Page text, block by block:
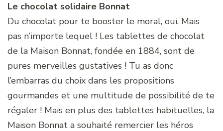
Le chocolat solidaire Bonnat
Du chocolat pour te booster le moral, oui. Mais
pas n’importe lequel ! Les tablettes de chocolat
de la Maison Bonnat, fondée en 1884, sont de
pures merveilles gustatives ! Tu as donc
l’embarras du choix dans les propositions
gourmandes et une multitude de possibilité de te
régaler ! Mais en plus des tablettes habituelles, la
Maison Bonnat a souhaité remercier les héros